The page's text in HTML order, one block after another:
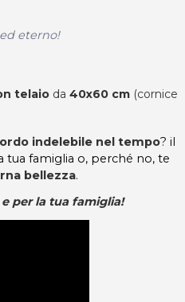
eterno!
telaio da 40x60 cm (cornice
indelebile nel tempo? il
famiglia o, perché no, te
bellezza.
per la tua famiglia!